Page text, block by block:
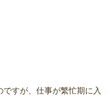
すが、仕事が繁忙期に入